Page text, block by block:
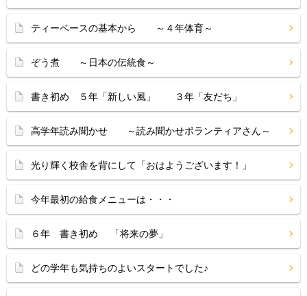
ティーベースの基本から ～４年体育～
ぞう煮 ～日本の伝統食～
書き初め ５年「新しい風」 ３年「友だち」
高学年読み聞かせ ～読み聞かせボランティアさん～
光り輝く校舎を背にして「おはようございます！」
今年最初の給食メニューは・・・
６年 書き初め 「将来の夢」
どの学年も気持ちのよいスタートでした♪